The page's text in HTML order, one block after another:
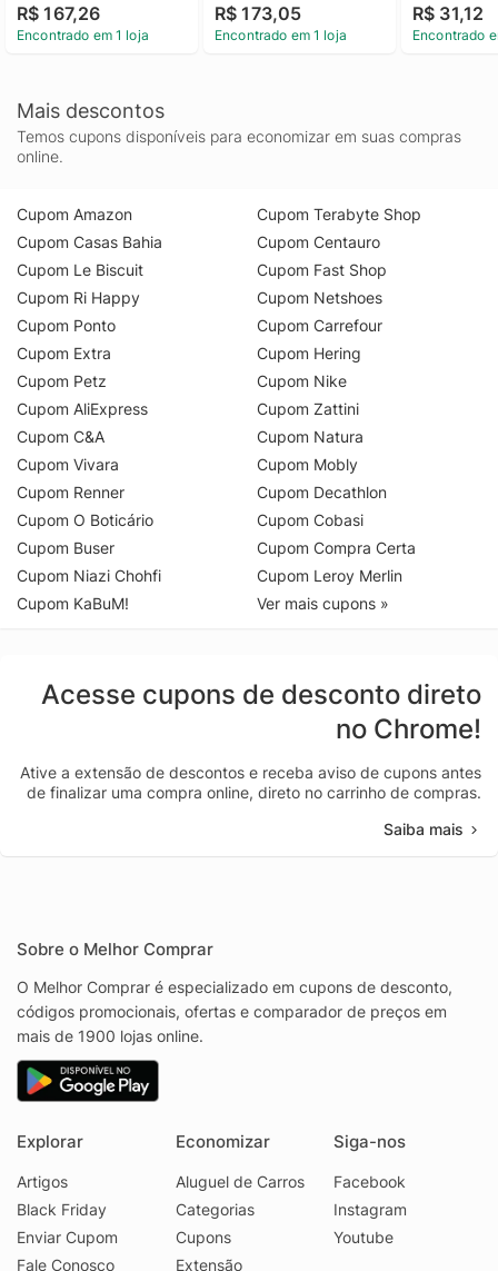
R$ 167,26
Encontrado em 1 loja
R$ 173,05
Encontrado em 1 loja
Duplo
R$ 31,12
Encontrado
Mais descontos
Temos cupons disponíveis para economizar em suas compras
online.
Cupom Amazon
Cupom Casas Bahia
Cupom Le Biscuit
Cupom Ri Happy
Cupom Ponto
Cupom Extra
Cupom Petz
Cupom AliExpress
Cupom C&A
Cupom Vivara
Cupom Renner
Cupom O Boticário
Cupom Buser
Cupom Niazi Chohfi
Cupom KaBuM!
Cupom Terabyte Shop
Cupom Centauro
Cupom Fast Shop
Cupom Netshoes
Cupom Carrefour
Cupom Hering
Cupom Nike
Cupom Zattini
Cupom Natura
Cupom Mobly
Cupom Decathlon
Cupom Cobasi
Cupom Compra Certa
Cupom Leroy Merlin
Ver mais cupons »
Acesse cupons de desconto direto
no Chrome!
Ative a extensão de descontos e receba aviso de cupons antes
de finalizar uma compra online, direto no carrinho de compras.
Saiba mais
Sobre o Melhor Comprar
O Melhor Comprar é especializado em cupons de desconto,
códigos promocionais, ofertas e comparador de preços em
mais de 1900 lojas online.
Explorar
Artigos
Black Friday
Enviar Cupom
Fale Conosco
Economizar
Aluguel de Carros
Categorias
Cupons
Extensão
Siga-nos
Facebook
Instagram
Youtube